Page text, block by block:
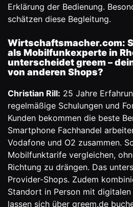
Erklärung der Bedienung.
schätzen diese Begleitung.
Wirtschaftsmacher.com:
als Mobilfunkexperte in
unterscheidet greem –
von anderen Shops?
Christian Rill: 25 Jahre
regelmäßige Schulungen und
Kunden bekommen die beste
Smartphone Fachhandel
Vodafone und O2 zusammen.
Mobilfunktarife vergleichen,
Richtung zu drängen. Das
Provider-Shops. Zudem
Standort in Person mit digitalen
lassen sich über greem.de